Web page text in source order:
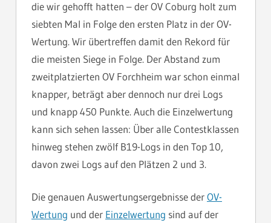
die wir gehofft hatten – der OV Coburg holt zum
siebten Mal in Folge den ersten Platz in der OV-
Wertung. Wir übertreffen damit den Rekord für
die meisten Siege in Folge. Der Abstand zum
zweitplatzierten OV Forchheim war schon einmal
knapper, beträgt aber dennoch nur drei Logs
und knapp 450 Punkte. Auch die Einzelwertung
kann sich sehen lassen: Über alle Contestklassen
hinweg stehen zwölf B19-Logs in den Top 10,
davon zwei Logs auf den Plätzen 2 und 3.
Die genauen Auswertungsergebnisse derOV-
Wertung und der Einzelwertung sind auf der